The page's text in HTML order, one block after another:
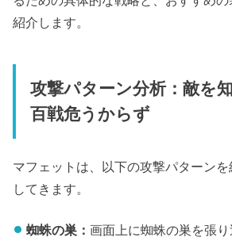
紹介します。
攻撃パターン分析：敵を
百戦危うからず
マフェットは、以下の攻撃パターン
してきます。
蜘蛛の巣： 画面上に蜘蛛の巣を張